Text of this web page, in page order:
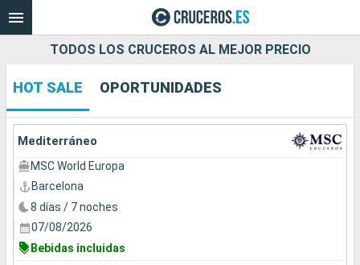
Fecha de salida
TODOS LOS CRUCEROS AL MEJOR PRECIO
HOT SALE OPORTUNIDADES
Mediterráneo
MSC World Europa
Barcelona
8 días / 7 noches
07/08/2026
Bebidas incluidas